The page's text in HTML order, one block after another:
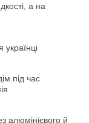
а на
під час
алюмінієвого й